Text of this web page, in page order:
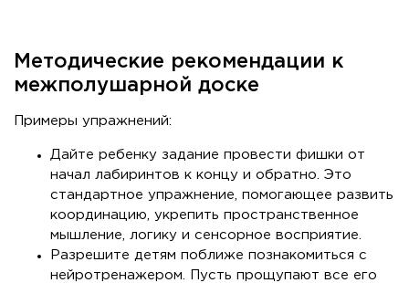
Методические рекомендации к
межполушарной доске
Примеры упражнений:
Дайте ребенку задание провести фишки от
начал лабиринтов к концу и обратно. Это
стандартное упражнение, помогающее развить
координацию, укрепить пространственное
мышление, логику и сенсорное восприятие.
Разрешите детям поближе познакомиться с
нейротренажером. Пусть прощупают все его